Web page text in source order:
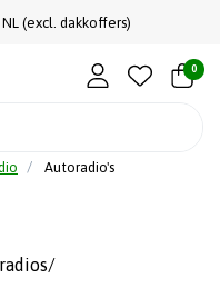
(excl. dakkoffers)
0
Autoradio's